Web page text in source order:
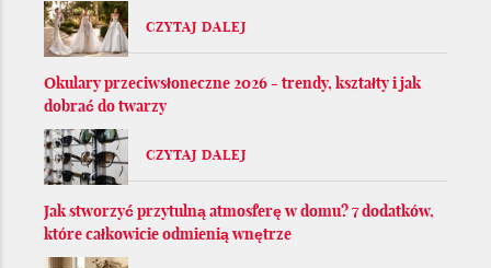
CZYTAJ DALEJ
Okulary przeciwsłoneczne 2026 - trendy, kształty i jak
dobrać do twarzy
CZYTAJ DALEJ
Jak stworzyć przytulną atmosferę w domu? 7 dodatków,
które całkowicie odmienią wnętrze